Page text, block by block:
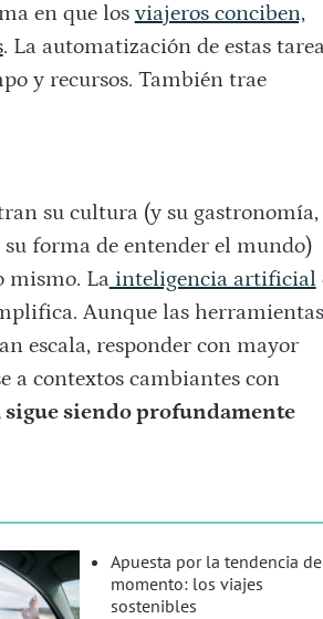
en que los viajeros conciben,
. La automatización de estas
y recursos. También trae
su cultura (y su gastronomía,
forma de entender el mundo)
mismo. Lainteligencia artificial
Aunque las herramientas
escala, responder con mayor
a contextos cambiantes con
siendo profundamente
Apuesta por la tendencia
momento: los viajes
sostenibles